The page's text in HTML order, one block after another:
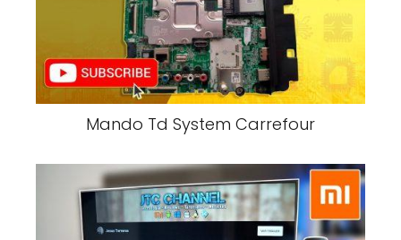
Mando Td System Carrefour